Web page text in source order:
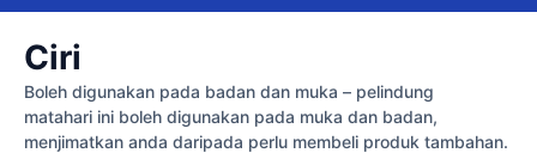
Ciri
Boleh digunakan pada badan dan muka – pelindung
matahari ini boleh digunakan pada muka dan badan,
menjimatkan anda daripada perlu membeli produk tambahan.